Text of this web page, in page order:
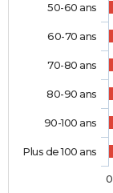
50-60 ans
60-70 ans
70-80 ans
80-90 ans
90-100 ans
Plus de 100 ans
0